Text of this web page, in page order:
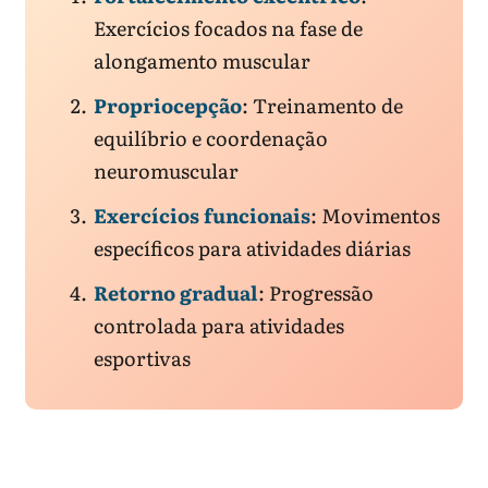
Exercícios focados na fase de
alongamento muscular
Propriocepção: Treinamento de
equilíbrio e coordenação
neuromuscular
Exercícios funcionais: Movimentos
específicos para atividades diárias
Retorno gradual: Progressão
controlada para atividades
esportivas